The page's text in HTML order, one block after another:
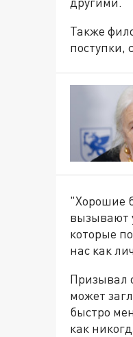
Также
поступки,
"Хорошие
вызывают
которые
нас как
Призывал
может
быстро
как